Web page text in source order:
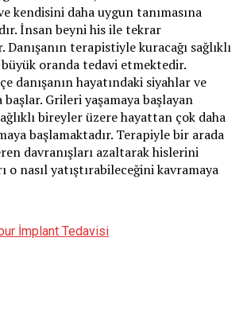
kendisini daha uygun tanımasına
İnsan beyni his ile tekrar
terapistiyle kuracağı sağlıklı
büyük oranda tedavi etmektedir.
danışanın hayatındaki siyahlar ve
Grileri yaşamaya başlayan
bireyler üzere hayattan çok daha
başlamaktadır. Terapiyle bir arada
davranışları azaltarak hislerini
o nasıl yatıştırabileceğini kavramaya